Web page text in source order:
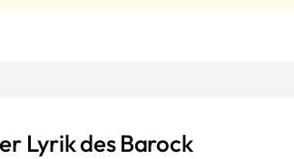
Lyrik des Barock